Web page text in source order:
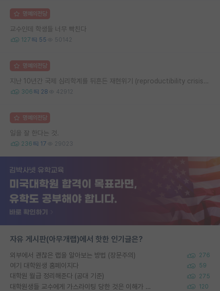
명예의전당
교수인데 학생들 너무 빡친다
127 55 50142
명예의전당
지난 10년간 국제 심리학계를 뒤흔든 재현위기 (reproductibility crisis) 요약 (1편)
306 28 42912
명예의전당
일을 잘 한다는 것.
236 17 29023
자유 게시판(아무개랩)에서 핫한 인기글은?
외부에서 괜찮은 랩을 알아보는 방법 (장문주의) 276
여기 대학원생 홈페이지다 59
대학원 월급 정리해준다 (공대 기준) 275
대학원생들 교수에게 가스라이팅 당한 것은 이해가 갑니다. 안타깝네요. 120